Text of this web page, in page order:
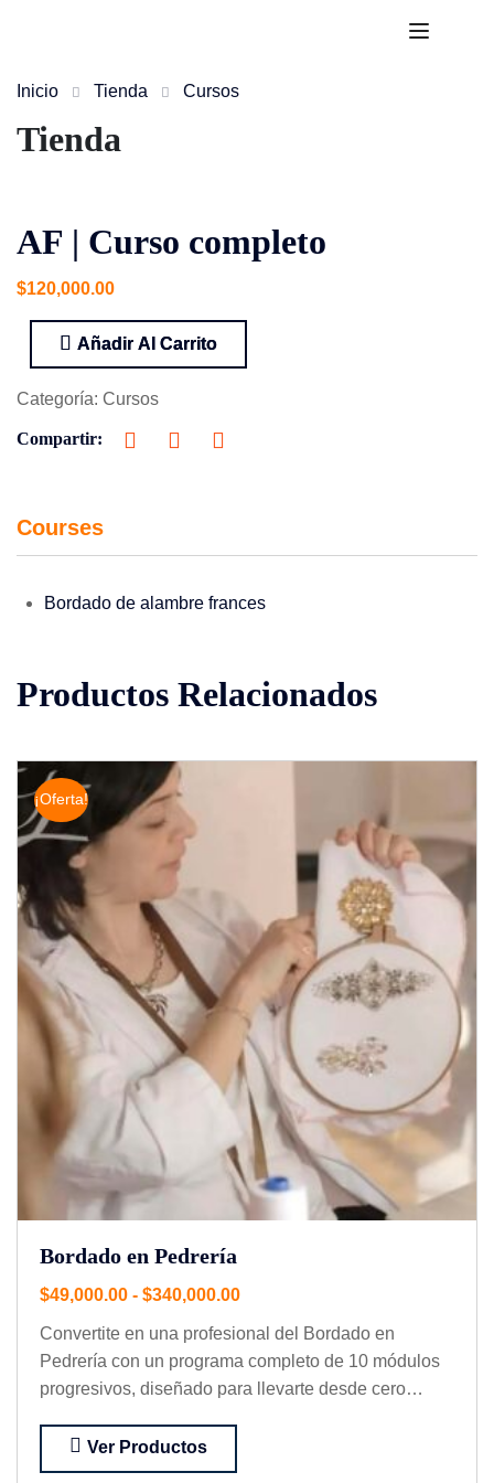
Inicio Tienda Cursos
Tienda
AF | Curso completo
$120,000.00
Añadir Al Carrito
Categoría: Cursos
Compartir:
Courses
Bordado de alambre frances
Productos Relacionados
¡Oferta!
Bordado en Pedrería
$49,000.00 - $340,000.00
Convertite en una profesional del Bordado en
Pedrería con un programa completo de 10 módulos
progresivos, diseñado para llevarte desde cero
Ver Productos